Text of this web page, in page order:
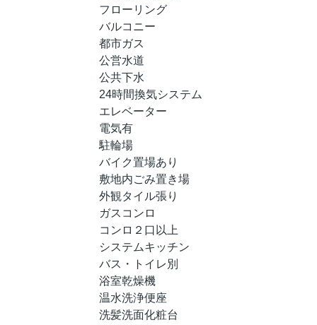
フローリング
バルコニー
都市ガス
公営水道
公共下水
24時間換気システム
エレベーター
電気有
駐輪場
バイク置場あり
敷地内ごみ置き場
外観タイル張り
ガスコンロ
コンロ２口以上
システムキッチン
バス・トイレ別
浴室乾燥機
温水洗浄便座
洗髪洗面化粧台